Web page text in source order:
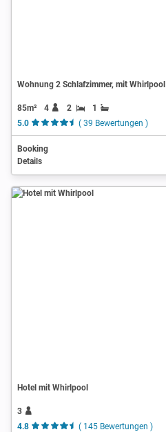
Wohnung 2 Schlafzimmer, mit Whirlpool
85m² 4 2
1
5.0
( 39 Bewertungen )
Booking
Details
Hotel mit Whirlpool
3
4.8
( 145 Bewertungen )